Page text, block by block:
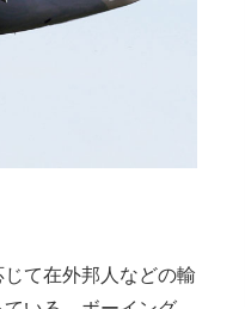
て在外邦人などの輸